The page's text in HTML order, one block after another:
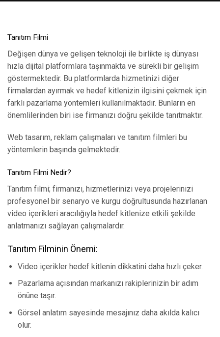
Tanıtım Filmi
Değişen dünya ve gelişen teknoloji ile birlikte iş dünyası
hızla dijital platformlara taşınmakta ve sürekli bir gelişim
göstermektedir. Bu platformlarda hizmetinizi diğer
firmalardan ayırmak ve hedef kitlenizin ilgisini çekmek için
farklı pazarlama yöntemleri kullanılmaktadır. Bunların en
önemlilerinden biri ise firmanızı doğru şekilde tanıtmaktır.
Web tasarım, reklam çalışmaları ve tanıtım filmleri bu
yöntemlerin başında gelmektedir.
Tanıtım Filmi Nedir?
Tanıtım filmi; firmanızı, hizmetlerinizi veya projelerinizi
profesyonel bir senaryo ve kurgu doğrultusunda hazırlanan
video içerikleri aracılığıyla hedef kitlenize etkili şekilde
anlatmanızı sağlayan çalışmalardır.
Tanıtım Filminin Önemi:
Video içerikler hedef kitlenin dikkatini daha hızlı çeker.
Pazarlama açısından markanızı rakiplerinizin bir adım
önüne taşır.
Görsel anlatım sayesinde mesajınız daha akılda kalıcı
olur.